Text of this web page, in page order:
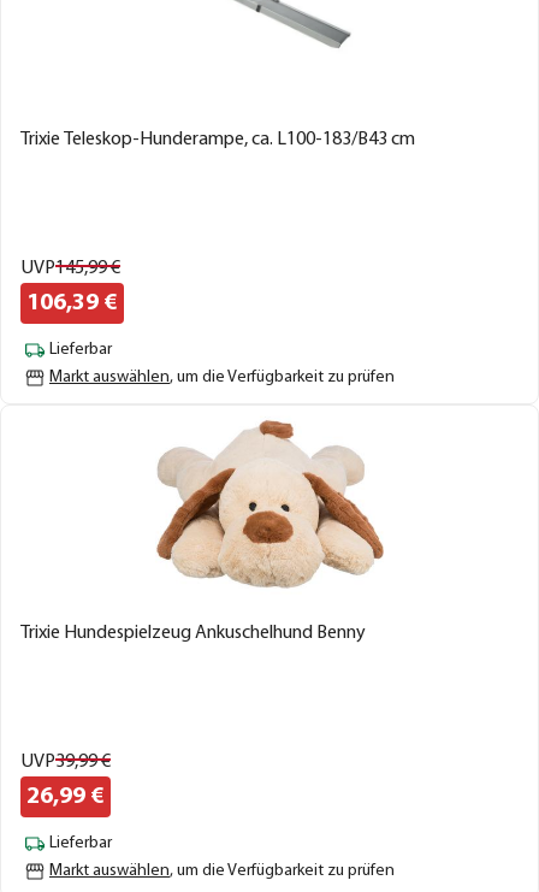
Trixie Teleskop-Hunderampe, ca. L100-183/B43 cm
UVP145,99€
106,39 €
Lieferbar
Markt auswählen, um die Verfügbarkeit zu prüfen
Trixie Hundespielzeug Ankuschelhund Benny
UVP39,99€
26,99 €
Lieferbar
Markt auswählen, um die Verfügbarkeit zu prüfen